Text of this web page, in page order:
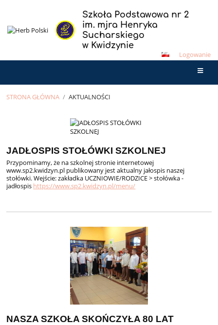
Szkoła Podstawowa nr 2
im. mjra Henryka
Sucharskiego
w Kwidzynie
Logowanie
STRONA GŁÓWNA / AKTUALNOŚCI
JADŁOSPIS STOŁÓWKI SZKOLNEJ
Przypominamy, że na szkolnej stronie internetowej
www.sp2.kwidzyn.pl publikowany jest aktualny jałospis naszej
stołówki. Wejście: zakładka UCZNIOWIE/RODZICE > stołówka -
jadłospis https://www.sp2.kwidzyn.pl/menu/
NASZA SZKOŁA SKOŃCZYŁA 80 LAT